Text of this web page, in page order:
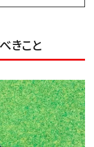
きこと